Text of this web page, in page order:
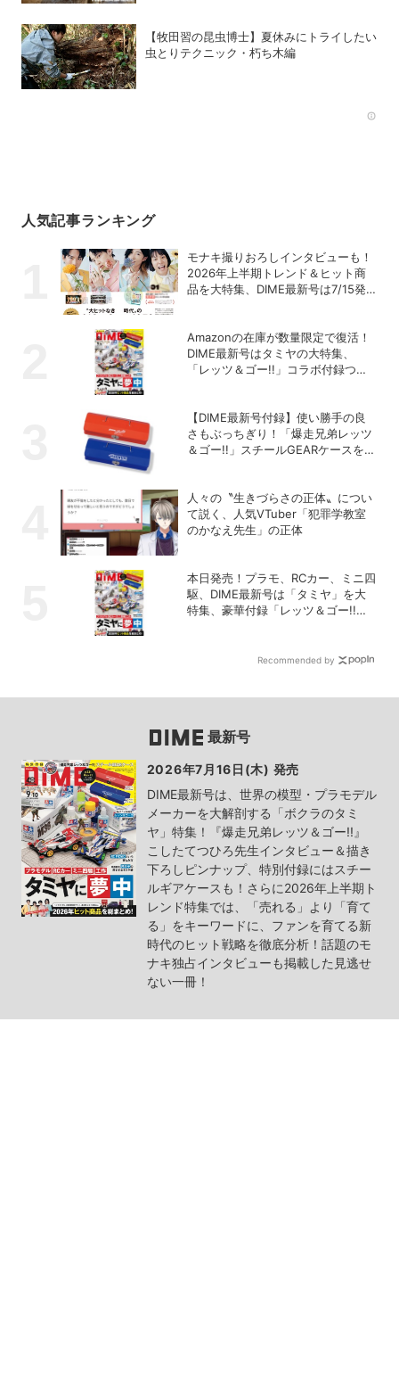
【牧田習の昆虫博士】夏休みにトライしたい
虫とりテクニック・朽ち木編
人気記事ランキング
モナキ撮りおろしインタビューも！
2026年上半期トレンド＆ヒット商
品を大特集、DIME最新号は7/15発
Amazonの在庫が数量限定で復活！
DIME最新号はタミヤの大特集、
「レッツ＆ゴー!!」コラボ付録つ
【DIME最新号付録】使い勝手の良
さもぶっちぎり！「爆走兄弟レッツ
＆ゴー!!」スチールGEARケースを徹
人々の〝生きづらさの正体〟につい
て説く、人気VTuber「犯罪学教室
のかなえ先生」の正体
本日発売！プラモ、RCカー、ミニ四
駆、DIME最新号は「タミヤ」を大
特集、豪華付録「レッツ＆ゴー!!」
Recommended by
最新号
2026年7月16日(木) 発売
DIME最新号は、世界の模型・プラモデル
メーカーを大解剖する「ボクラのタミ
ヤ」特集！『爆走兄弟レッツ＆ゴー!!』
こしたてつひろ先生インタビュー＆描き
下ろしピンナップ、特別付録にはスチー
ルギアケースも！さらに2026年上半期ト
レンド特集では、「売れる」より「育て
る」をキーワードに、ファンを育てる新
時代のヒット戦略を徹底分析！話題のモ
ナキ独占インタビューも掲載した見逃せ
ない一冊！